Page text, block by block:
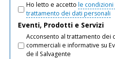
Ho letto e accetto le
trattamento dei dati personali
Eventi, Prodotti e Servizi
Acconsento al trattamento dei
commerciali e informative su
de il Salvagente